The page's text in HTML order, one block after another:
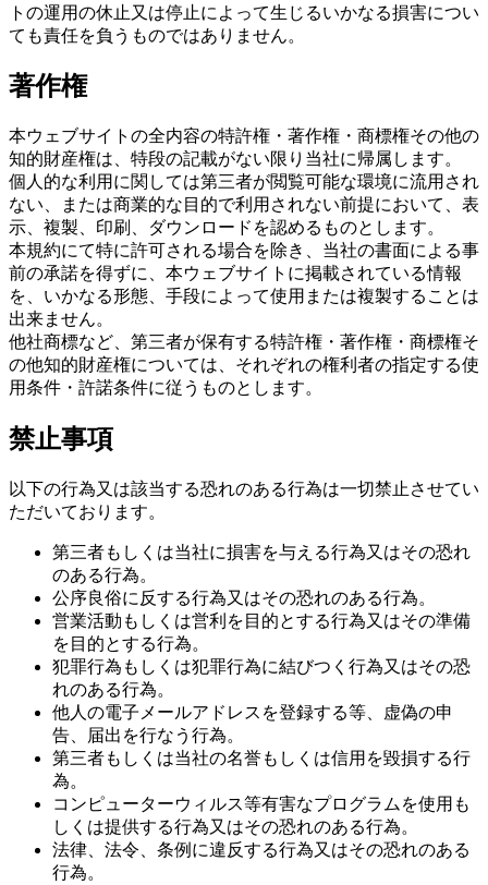
トの運用の休止又は停止によって生じるいかなる損害につい
ても責任を負うものではありません。
著作権
本ウェブサイトの全内容の特許権・著作権・商標権その他の
知的財産権は、特段の記載がない限り当社に帰属します。
個人的な利用に関しては第三者が閲覧可能な環境に流用され
ない、または商業的な目的で利用されない前提において、表
示、複製、印刷、ダウンロードを認めるものとします。
本規約にて特に許可される場合を除き、当社の書面による事
前の承諾を得ずに、本ウェブサイトに掲載されている情報
を、いかなる形態、手段によって使用または複製することは
出来ません。
他社商標など、第三者が保有する特許権・著作権・商標権そ
の他知的財産権については、それぞれの権利者の指定する使
用条件・許諾条件に従うものとします。
禁止事項
以下の行為又は該当する恐れのある行為は一切禁止させてい
ただいております。
第三者もしくは当社に損害を与える行為又はその恐れ
のある行為。
公序良俗に反する行為又はその恐れのある行為。
営業活動もしくは営利を目的とする行為又はその準備
を目的とする行為。
犯罪行為もしくは犯罪行為に結びつく行為又はその恐
れのある行為。
他人の電子メールアドレスを登録する等、虚偽の申
告、届出を行なう行為。
第三者もしくは当社の名誉もしくは信用を毀損する行
為。
コンピューターウィルス等有害なプログラムを使用も
しくは提供する行為又はその恐れのある行為。
法律、法令、条例に違反する行為又はその恐れのある
行為。